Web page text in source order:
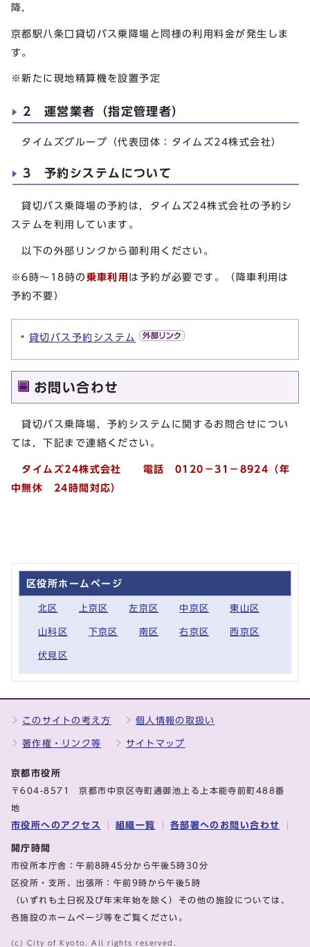
降，
京都駅八条口貸切バス乗降場と同様の利用料金が発生しま
す。
※新たに現地精算機を設置予定
2 運営業者（指定管理者）
タイムズグループ（代表団体：タイムズ24株式会社）
3 予約システムについて
貸切バス乗降場の予約は，タイムズ24株式会社の予約シ
ステムを利用しています。
以下の外部リンクから御利用ください。
※6時～18時の 乗車利用 は予約が必要です。（降車利用は
予約不要）
貸切バス予約システム
お問い合わせ
貸切バス乗降場，予約システムに関するお問合せについ
ては，下記まで連絡ください。
タイムズ24株式会社 電話 0120－31－8924（年
中無休 24時間対応）
区役所ホームページ
北区 上京区 左京区 中京区 東山区
山科区 下京区 南区 右京区 西京区
伏見区
このサイトの考え方 個人情報の取扱い
著作権・リンク等 サイトマップ
京都市役所
〒604-8571 京都市中京区寺町通御池上る上本能寺前町488番
地
市役所へのアクセス 組織一覧 各部署へのお問い合わせ
開庁時間
市役所本庁舎：午前8時45分から午後5時30分
区役所・支所、出張所：午前9時から午後5時
（いずれも土日祝及び年末年始を除く）その他の施設については、
各施設のホームページ等をご覧ください。
(c) City of Kyoto. All rights reserved.